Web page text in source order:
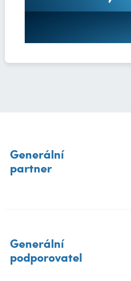
Generální
partner
Generální
podporovatel